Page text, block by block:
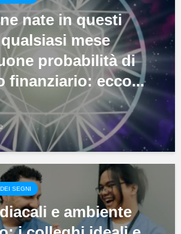
nate in questi
mese
probabilità di
finanziario: ecco...
SEGNI
e ambiente